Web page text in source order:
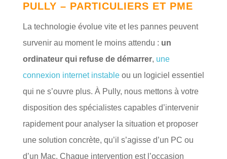
PULLY – PARTICULIERS ET PME
La technologie évolue vite et les pannes peuvent
survenir au moment le moins attendu : un
ordinateur qui refuse de démarrer, une
connexion internet instableou un logiciel essentiel
qui ne s’ouvre plus. À Pully, nous mettons à votre
disposition des spécialistes capables d’intervenir
rapidement pour analyser la situation et proposer
une solution concrète, qu’il s’agisse d’un PC ou
d’un Mac. Chaque intervention est l’occasion